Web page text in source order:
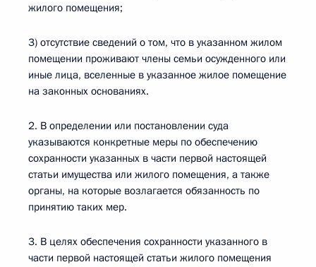
жилого помещения;
3) отсутствие сведений о том, что в указанном жилом
помещении проживают члены семьи осужденного или
иные лица, вселенные в указанное жилое помещение
на законных основаниях.
2. В определении или постановлении суда
указываются конкретные меры по обеспечению
сохранности указанных в части первой настоящей
статьи имущества или жилого помещения, а также
органы, на которые возлагается обязанность по
принятию таких мер.
3. В целях обеспечения сохранности указанного в
части первой настоящей статьи жилого помещения